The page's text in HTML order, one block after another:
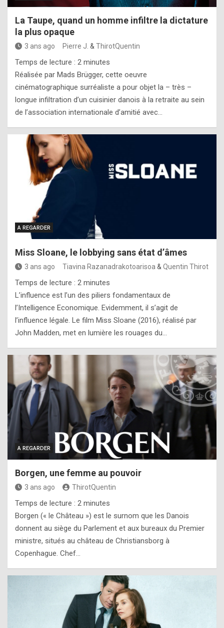
La Taupe, quand un homme infiltre la dictature
la plus opaque
3 ans ago Pierre J. & ThirotQuentin
Temps de lecture : 2 minutes
Réalisée par Mads Brügger, cette oeuvre
cinématographique surréaliste a pour objet la – très –
longue infiltration d’un cuisinier danois à la retraite au sein
de l’association internationale d’amitié avec…
A REGARDER
Miss Sloane, le lobbying sans état d’âmes
3 ans ago Tiavina Razanadrakotoarisoa & Quentin Thirot
Temps de lecture : 2 minutes
L’influence est l’un des piliers fondamentaux de
l’Intelligence Economique. Evidemment, il s’agit de
l’influence légale. Le film Miss Sloane (2016), réalisé par
John Madden, met en lumière les rouages du…
A REGARDER
Borgen, une femme au pouvoir
3 ans ago ThirotQuentin
Temps de lecture : 2 minutes
Borgen (« le Château ») est le surnom que les Danois
donnent au siège du Parlement et aux bureaux du Premier
ministre, situés au château de Christiansborg à
Copenhague. Chef…